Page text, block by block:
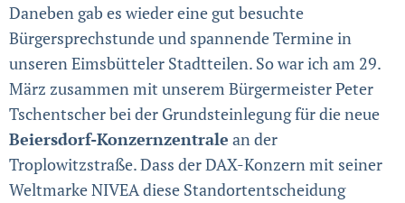
Daneben gab es wieder eine gut besuchte
Bürgersprechstunde und spannende Termine in
unseren Eimsbütteler Stadtteilen. So war ich am 29.
März zusammen mit unserem Bürgermeister Peter
Tschentscher bei der Grundsteinlegung für die neue
Beiersdorf-Konzernzentrale an der
Troplowitzstraße. Dass der DAX-Konzern mit seiner
Weltmarke NIVEA diese Standortentscheidung